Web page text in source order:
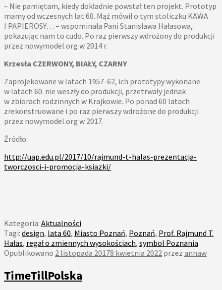
– Nie pamiętam, kiedy dokładnie powstał ten projekt. Prototyp
mamy od wczesnych lat 60. Mąż mówił o tym stoliczku KAWA
I PAPIEROSY… – wspominała Pani Stanisława Hałasowa,
pokazując nam to cudo. Po raz pierwszy wdrożony do produkcji
przez nowymodel.org w 2014 r.
Krzesła CZERWONY, BIAŁY, CZARNY
Zaprojekowane w latach 1957-62, ich prototypy wykonane
w latach 60. nie weszły do produkcji, przetrwały jednak
w zbiorach rodzinnych w Krajkowie. Po ponad 60 latach
zrekonstruowane i po raz pierwszy wdrożone do produkcji
przez nowymodel.org w 2017.
Źródło:
http://uap.edu.pl/2017/10/rajmund-t-halas-prezentacja-
tworczosci-i-promocja-ksiazki/
Kategoria: Aktualności
Tagi: design, lata 60, Miasto Poznań, Poznań, Prof. Rajmund T.
Hałas, regał o zmiennych wysokościach, symbol Poznania
Opublikowano 2 listopada 20178 kwietnia 2022 przez annaw
TimeTillPolska